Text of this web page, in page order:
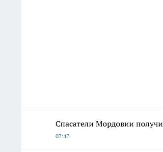
Спасатели Мордовии
07:47